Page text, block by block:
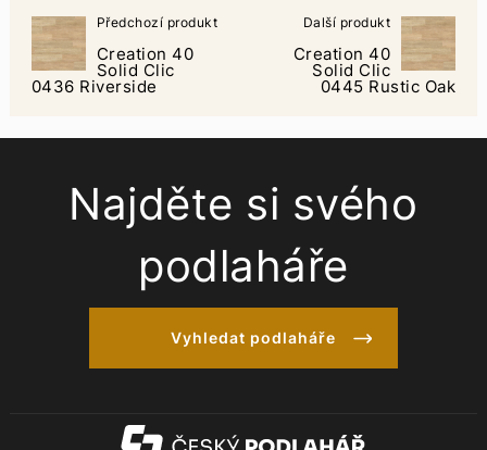
Předchozí produkt
Creation 40
Solid Clic
0436 Riverside
Další produkt
Creation 40
Solid Clic
0445 Rustic Oak
Najděte si svého
podlaháře
Vyhledat podlaháře